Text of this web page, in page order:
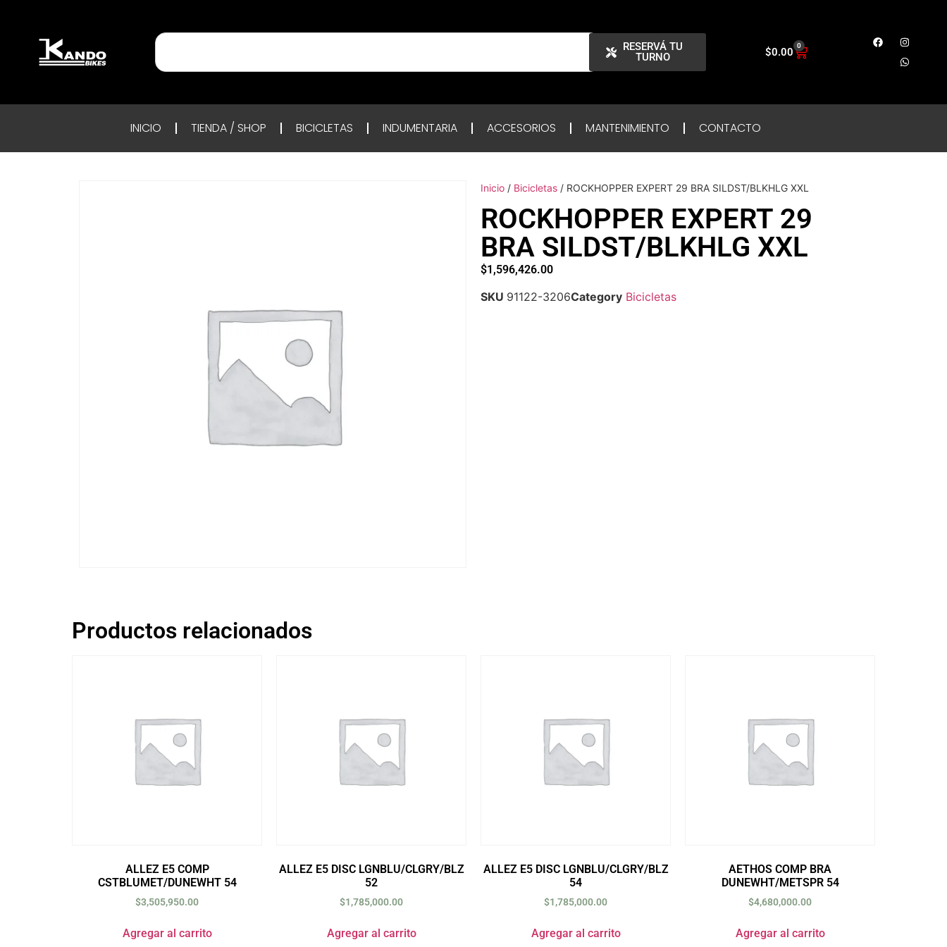
RESERVÁ TU
TURNO
$0.00 0
INICIO TIENDA / SHOP BICICLETAS INDUMENTARIA ACCESORIOS MANTENIMIENTO CONTACTO
Inicio / Bicicletas / ROCKHOPPER EXPERT 29 BRA SILDST/BLKHLG XXL
ROCKHOPPER EXPERT 29
BRA SILDST/BLKHLG XXL
$1,596,426.00
SKU 91122-3206Category Bicicletas
Productos relacionados
ALLEZ E5 COMP
CSTBLUMET/DUNEWHT 54
$3,505,950.00
Agregar al carrito
ALLEZ E5 DISC LGNBLU/CLGRY/BLZ
52
$1,785,000.00
Agregar al carrito
ALLEZ E5 DISC LGNBLU/CLGRY/BLZ
54
$1,785,000.00
Agregar al carrito
AETHOS COMP BRA
DUNEWHT/METSPR 54
$4,680,000.00
Agregar al carrito